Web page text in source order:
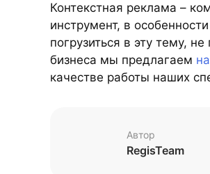
Контекстная реклама –
инструмент, в
погрузиться в эту тему,
бизнеса мы предлагаем
качестве работы наших
Автор
RegisTeam